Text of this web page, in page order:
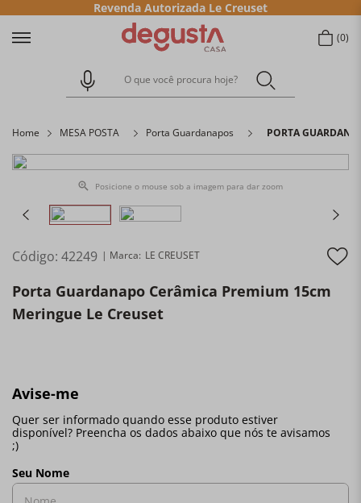
Revenda Autorizada Le Creuset
0
O que você procura hoje?
Home MESA POSTA Porta Guardanapos PORTA
Posicione o mouse sob a imagem para dar zoom
Código: 42249 LE CREUSET
Porta Guardanapo Cerâmica Premium 15cm
Meringue Le Creuset